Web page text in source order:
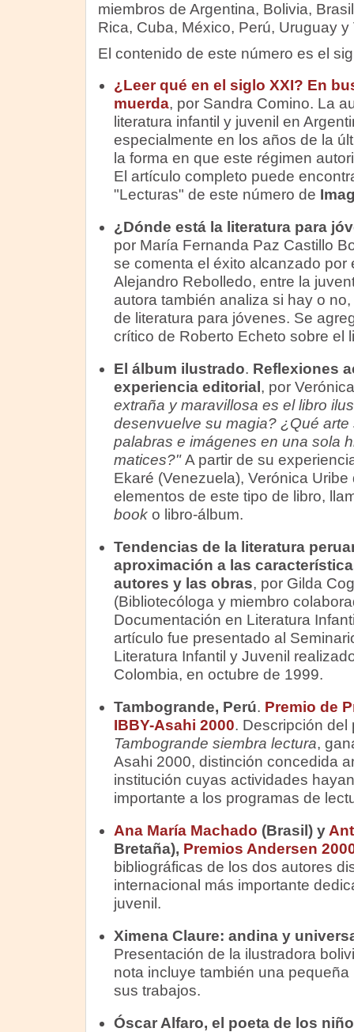
miembros de Argentina, Bolivia,
Rica, Cuba, México, Perú, Uruguay y
El contenido de este número es el
¿Leer qué en el siglo XXI? En
muerda, por Sandra Comino. La
literatura infantil y juvenil en
especialmente en los años de la
la forma en que este régimen
El artículo completo puede
"Lecturas" de este número de
¿Dónde está la literatura para
por María Fernanda Paz Castillo
se comenta el éxito alcanzado por
Alejandro Rebolledo, entre la
autora también analiza si hay o
de literatura para jóvenes. Se
crítico de Roberto Echeto sobre el
El álbum ilustrado. Reflexiones
experiencia editorial , por
extraña y maravillosa es el libro
desenvuelve su magia? ¿Qué
palabras e imágenes en una sola
matices?"A partir de su
Ekaré (Venezuela), Verónica
elementos de este tipo de libro,
booko libro-álbum.
Tendencias de la literatura
aproximación a las
autores y las obras, por Gilda
(Bibliotecóloga y miembro
Documentación en Literatura
artículo fue presentado al
Literatura Infantil y Juvenil
Colombia, en octubre de 1999.
Tambogrande, Perú. Premio de
IBBY-Asahi 2000. Descripción del
Tambogrande siembra lectura,
Asahi 2000, distinción concedida
institución cuyas actividades
importante a los programas de
Ana María Machado (Brasil) y
Bretaña), Premios Andersen
bibliográficas de los dos autores
internacional más importante
juvenil.
Ximena Claure: andina y
Presentación de la ilustradora
nota incluye también una
sus trabajos.
Óscar Alfaro, el poeta de los